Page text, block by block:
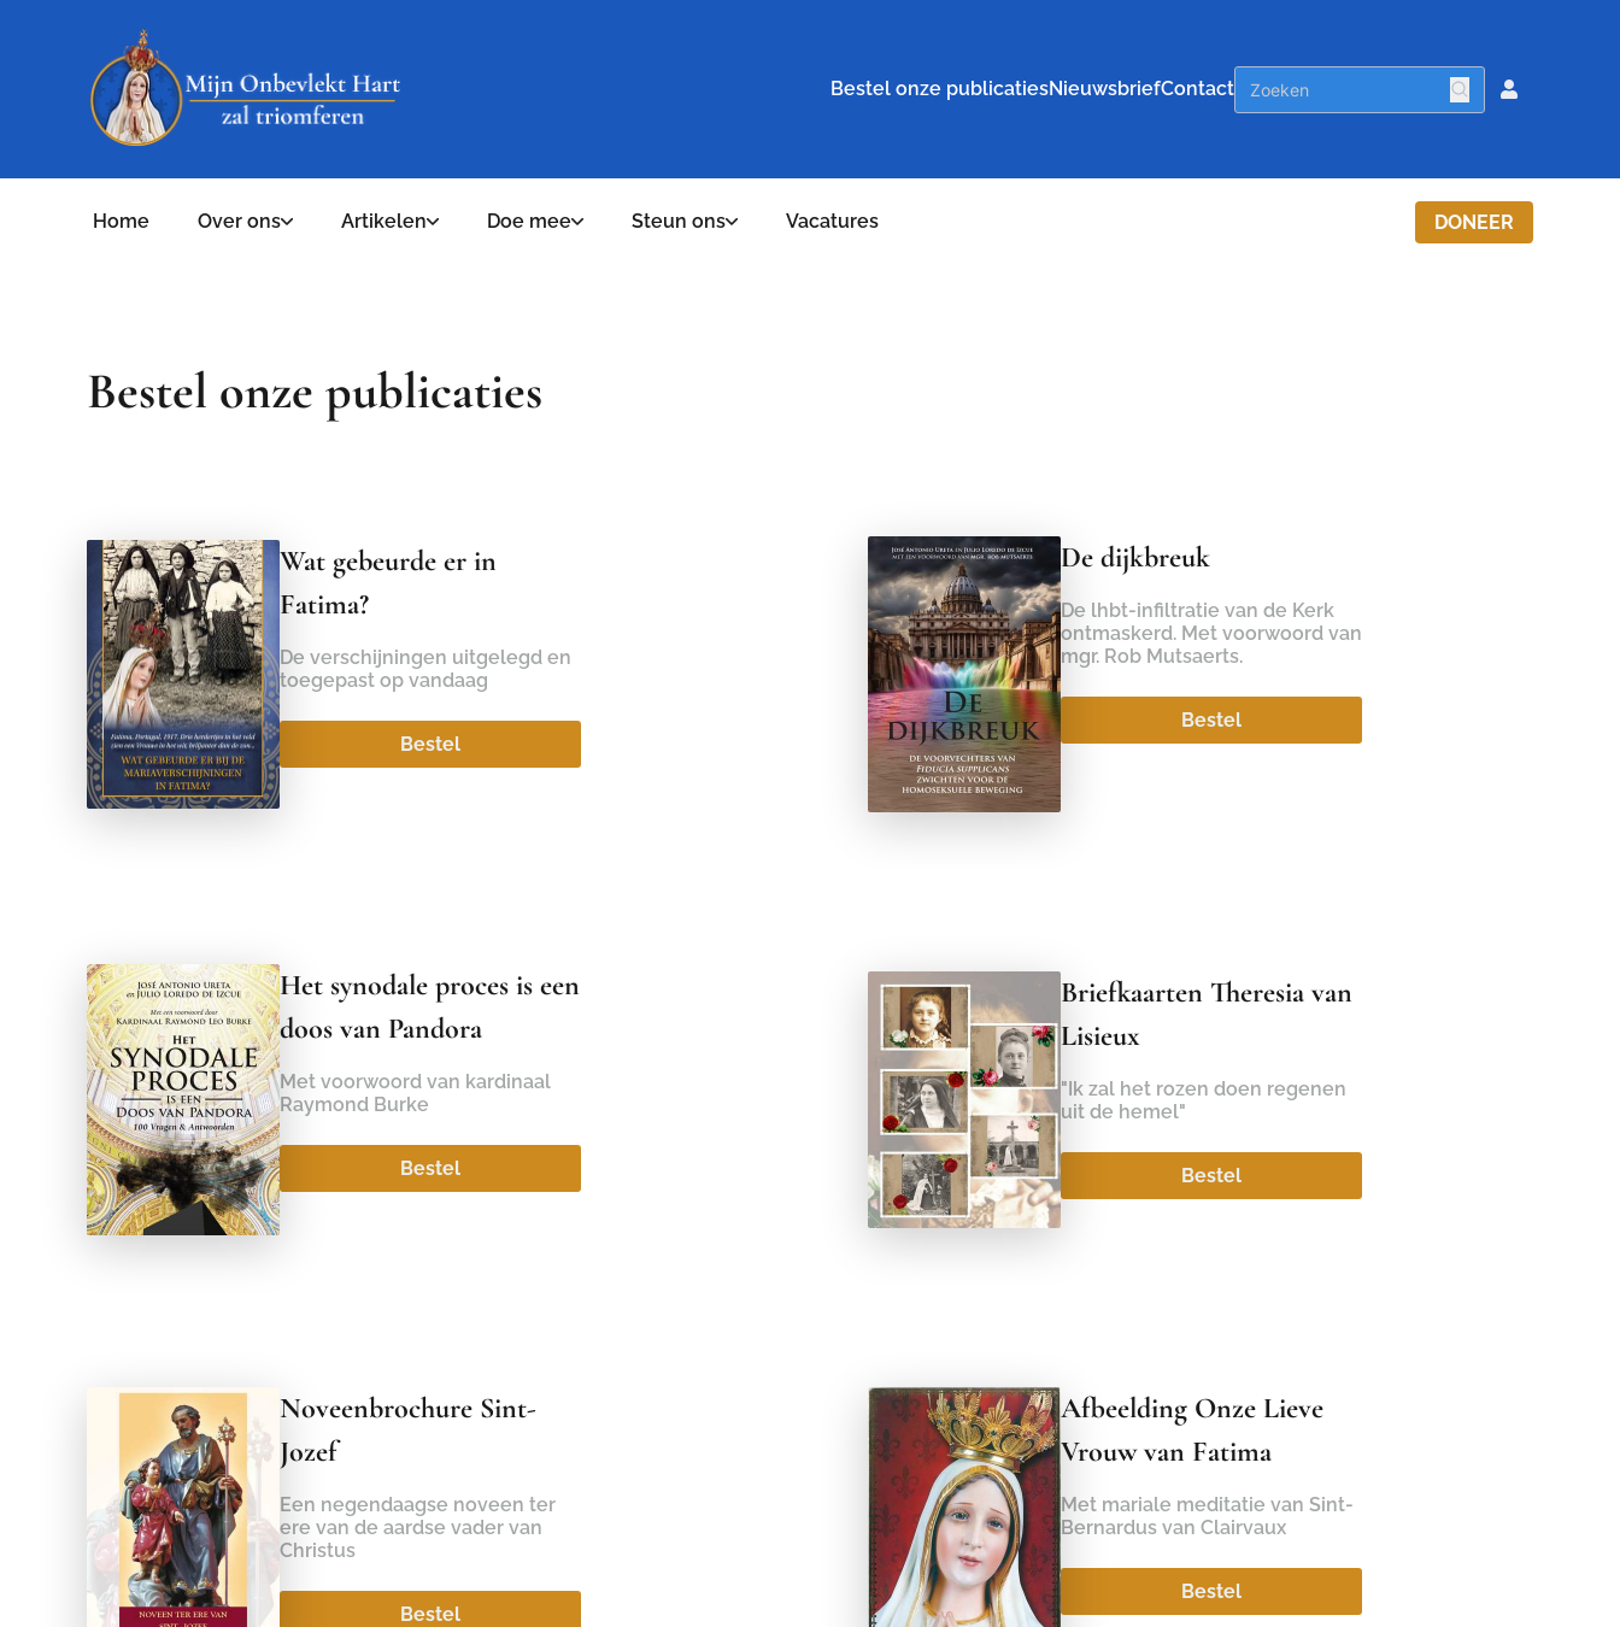
Bestel onze publicatiesNieuwsbriefContact
Home Over ons Artikelen Doe mee Steun ons Vacatures DONEER
Bestel onze publicaties
Wat gebeurde er in
Fatima?
De verschijningen uitgelegd en
toegepast op vandaag
Bestel
De dijkbreuk
De lhbt-infiltratie van de Kerk
ontmaskerd. Met voorwoord van
mgr. Rob Mutsaerts.
Bestel
Het synodale proces is een
doos van Pandora
Met voorwoord van kardinaal
Raymond Burke
Bestel
Briefkaarten Theresia van
Lisieux
"Ik zal het rozen doen regenen
uit de hemel"
Bestel
Noveenbrochure Sint-
Jozef
Een negendaagse noveen ter
ere van de aardse vader van
Christus
Bestel
Afbeelding Onze Lieve
Vrouw van Fatima
Met mariale meditatie van Sint-
Bernardus van Clairvaux
Bestel